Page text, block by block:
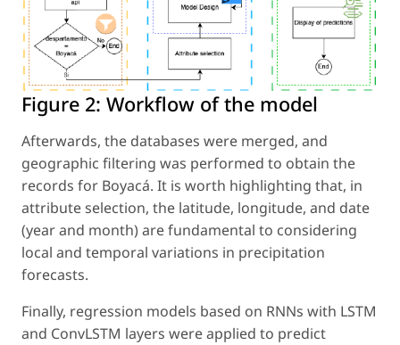
Figure 2: Workflow of the model
Afterwards, the databases were merged, and
geographic filtering was performed to obtain the
records for Boyacá. It is worth highlighting that, in
attribute selection, the latitude, longitude, and date
(year and month) are fundamental to considering
local and temporal variations in precipitation
forecasts.
Finally, regression models based on RNNs with LSTM
and ConvLSTM layers were applied to predict